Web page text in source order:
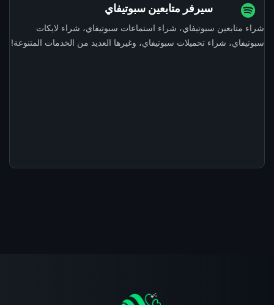
سيرفر متابعين سبوتيفاي
شراء متابعين سبوتيفاي، شراء استماعات سبوتيفاي، شراء لايكات
سبوتيفاي، شراء تحميلات سبوتيفاي، وغيرها العديد من الخدمات المتنوعة!